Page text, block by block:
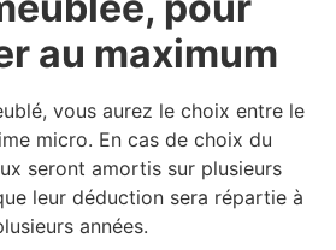
au maximum
vous aurez le choix entre le
micro. En cas de choix du
seront amortis sur plusieurs
leur déduction sera répartie à
années.